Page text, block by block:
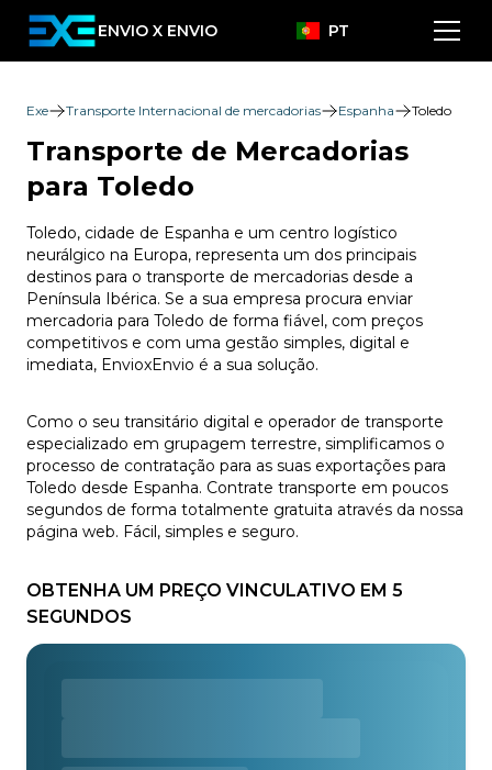
ENVIO X ENVIO PT
Exe Transporte Internacional de mercadorias Espanha Toledo
Transporte de Mercadorias
para Toledo
Toledo, cidade de Espanha e um centro logístico
neurálgico na Europa, representa um dos principais
destinos para o transporte de mercadorias desde a
Península Ibérica. Se a sua empresa procura enviar
mercadoria para Toledo de forma fiável, com preços
competitivos e com uma gestão simples, digital e
imediata, EnvioxEnvio é a sua solução.
Como o seu transitário digital e operador de transporte
especializado em grupagem terrestre, simplificamos o
processo de contratação para as suas exportações para
Toledo desde Espanha. Contrate transporte em poucos
segundos de forma totalmente gratuita através da nossa
página web. Fácil, simples e seguro.
OBTENHA UM PREÇO VINCULATIVO EM 5
SEGUNDOS